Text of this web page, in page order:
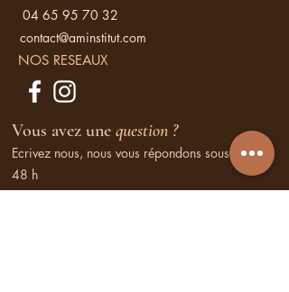
04 65 95 70 32
contact@aminstitut.com
NOS RESEAUX
Vous avez une question ?
Ecrivez nous, nous vous répondons sous
48 h